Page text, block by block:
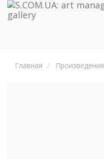
Главная Произведения